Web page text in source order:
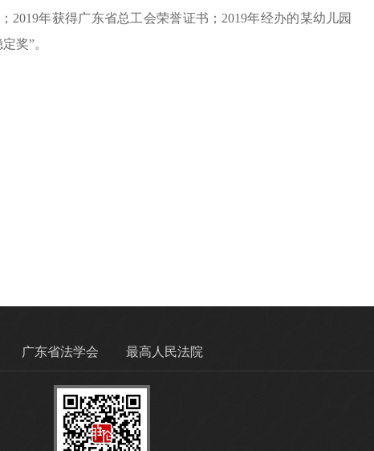
2019年获得广东省总工会荣誉证书；2019年经办的某幼儿园
奖”。
广东省法学会 最高人民法院